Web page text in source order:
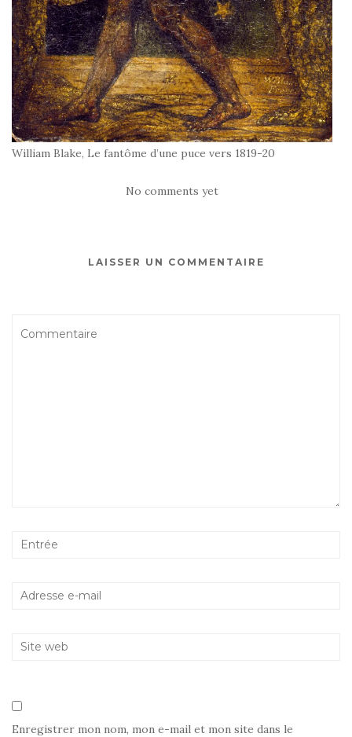
William Blake, Le fantôme d’une puce vers 1819-20
No comments yet
LAISSER UN COMMENTAIRE
Enregistrer mon nom, mon e-mail et mon site dans le